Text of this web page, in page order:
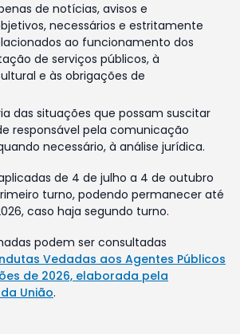
de notícias, avisos e
necessários e estritamente
ao funcionamento dos
de serviços públicos, à
e às obrigações de
das situações que possam suscitar
responsável pela comunicação
necessário, à análise jurídica.
de 4 de julho a 4 de outubro
turno, podendo permanecer até
caso haja segundo turno.
podem ser consultadas
Vedadas aos Agentes Públicos
de 2026, elaborada pela
União.